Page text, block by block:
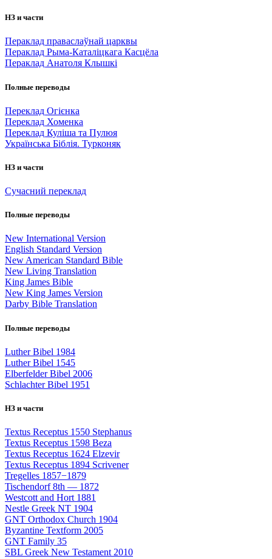
НЗ и части
Пераклад праваслаўнай царквы
Пераклад Рыма-Каталіцкага Касцёла
Пераклад Анатоля Клышкi
Полные переводы
Переклад Огієнка
Переклад Хоменка
Переклад Куліша та Пулюя
Українська Біблія. Турконяк
НЗ и части
Сучасний переклад
Полные переводы
New International Version
English Standard Version
New American Standard Bible
New Living Translation
King James Bible
New King James Version
Darby Bible Translation
Полные переводы
Luther Bibel 1984
Luther Bibel 1545
Elberfelder Bibel 2006
Schlachter Bibel 1951
НЗ и части
Textus Receptus 1550 Stephanus
Textus Receptus 1598 Beza
Textus Receptus 1624 Elzevir
Textus Receptus 1894 Scrivener
Tregelles 1857−1879
Tischendorf 8th — 1872
Westcott and Hort 1881
Nestle Greek NT 1904
GNT Orthodox Church 1904
Byzantine Textform 2005
GNT Family 35
SBL Greek New Testament 2010